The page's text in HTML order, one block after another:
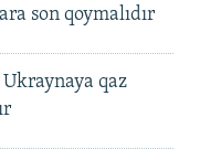
son qoymalıdır
qaz